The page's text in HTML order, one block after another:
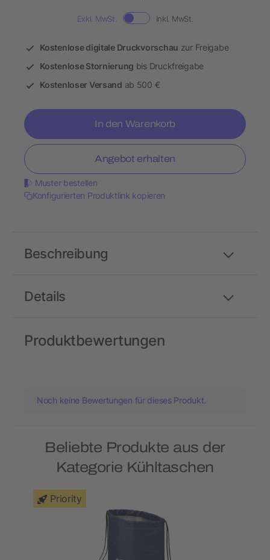
Exkl. MwSt. Inkl. MwSt.
Kostenlose digitale Druckvorschau zur Freigabe
Kostenlose Stornierung bis Druckfreigabe
Kostenloser Versand ab 500 €
In den Warenkorb
Angebot erhalten
Muster bestellen
Konfigurierten Produktlink kopieren
Details
Beschreibung
Produktbewertungen
Noch keine Bewertungen für dieses Produkt.
Beliebte Produkte aus der
Kategorie Kühltaschen
Priority